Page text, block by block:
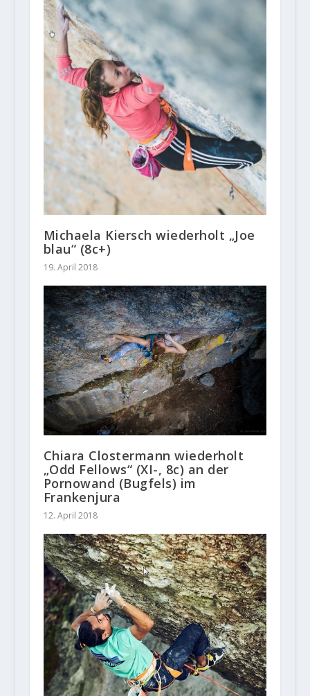
Michaela Kiersch wiederholt „Joe
blau“ (8c+)
19. April 2018
Chiara Clostermann wiederholt
„Odd Fellows“ (XI-, 8c) an der
Pornowand (Bugfels) im
Frankenjura
12. April 2018